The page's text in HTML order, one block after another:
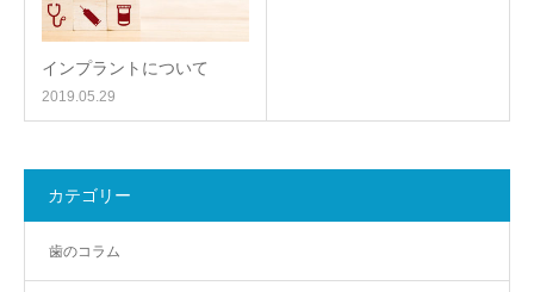
インプラントについて
2019.05.29
カテゴリー
歯のコラム